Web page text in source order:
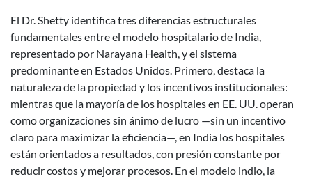
El Dr. Shetty identifica tres diferencias estructurales
fundamentales entre el modelo hospitalario de India,
representado por Narayana Health, y el sistema
predominante en Estados Unidos. Primero, destaca la
naturaleza de la propiedad y los incentivos institucionales:
mientras que la mayoría de los hospitales en EE. UU. operan
como organizaciones sin ánimo de lucro —sin un incentivo
claro para maximizar la eficiencia—, en India los hospitales
están orientados a resultados, con presión constante por
reducir costos y mejorar procesos. En el modelo indio, la